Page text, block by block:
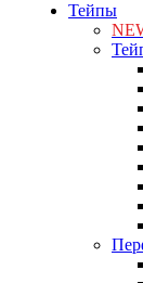
Тейпы